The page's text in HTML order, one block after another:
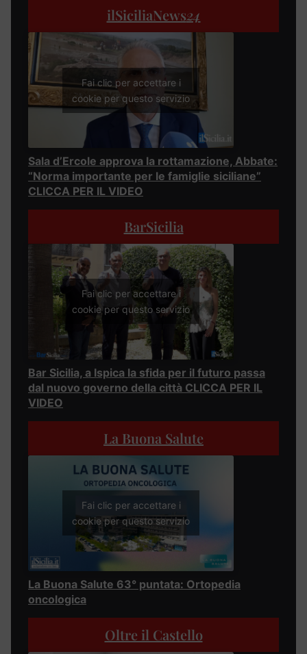
ilSiciliaNews24
Fai clic per accettare i
cookie per questo servizio
Sala d’Ercole approva la rottamazione, Abbate:
“Norma importante per le famiglie siciliane”
CLICCA PER IL VIDEO
BarSicilia
Fai clic per accettare i
cookie per questo servizio
Bar Sicilia, a Ispica la sfida per il futuro passa
dal nuovo governo della città CLICCA PER IL
VIDEO
La Buona Salute
Fai clic per accettare i
cookie per questo servizio
La Buona Salute 63° puntata: Ortopedia
oncologica
Oltre il Castello